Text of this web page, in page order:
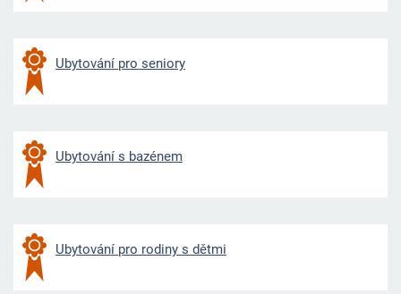
Ubytování pro seniory
Ubytování s bazénem
Ubytování pro rodiny s dětmi